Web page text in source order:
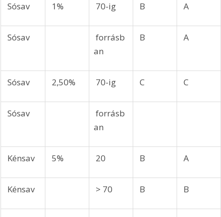
Sósav 1% 70-ig B A
Sósav
forrásb
an
B A
Sósav 2,50% 70-ig C C
Sósav
forrásb
an
Kénsav 5% 20 B A
Kénsav > 70 B B